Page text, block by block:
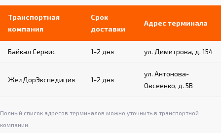
Кольцевые «ушки-держатели» для крепления
Крепление на канатах с помощью застежек
углах ринга
Транспортная
компания
Срок
доставки
Адрес терминала
Байкал Сервис 1-2 дня ул. Димитрова, д. 154
ЖелДорЭкспедиция 1-2 дня
ул. Антонова-
Овсеенко, д. 5В
Полный список адресов терминалов можно уточнить в транспортной
компании.